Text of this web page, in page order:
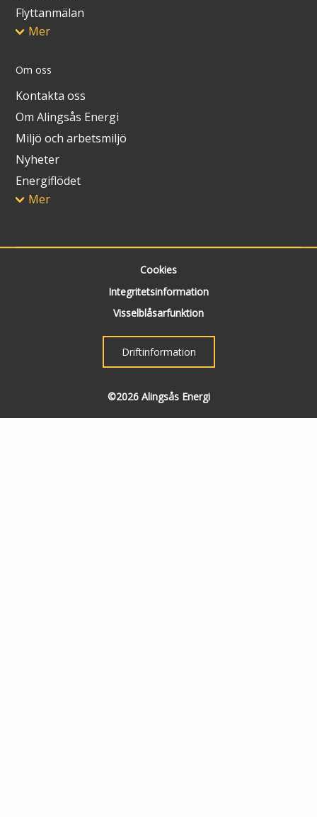
Flyttanmälan
Mer
Om oss
Kontakta oss
Om Alingsås Energi
Miljö och arbetsmiljö
Nyheter
Energiflödet
Mer
Cookies
Integritetsinformation
Visselblåsarfunktion
Driftinformation
©2026 Alingsås Energi